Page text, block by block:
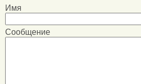
Имя
Сообщение